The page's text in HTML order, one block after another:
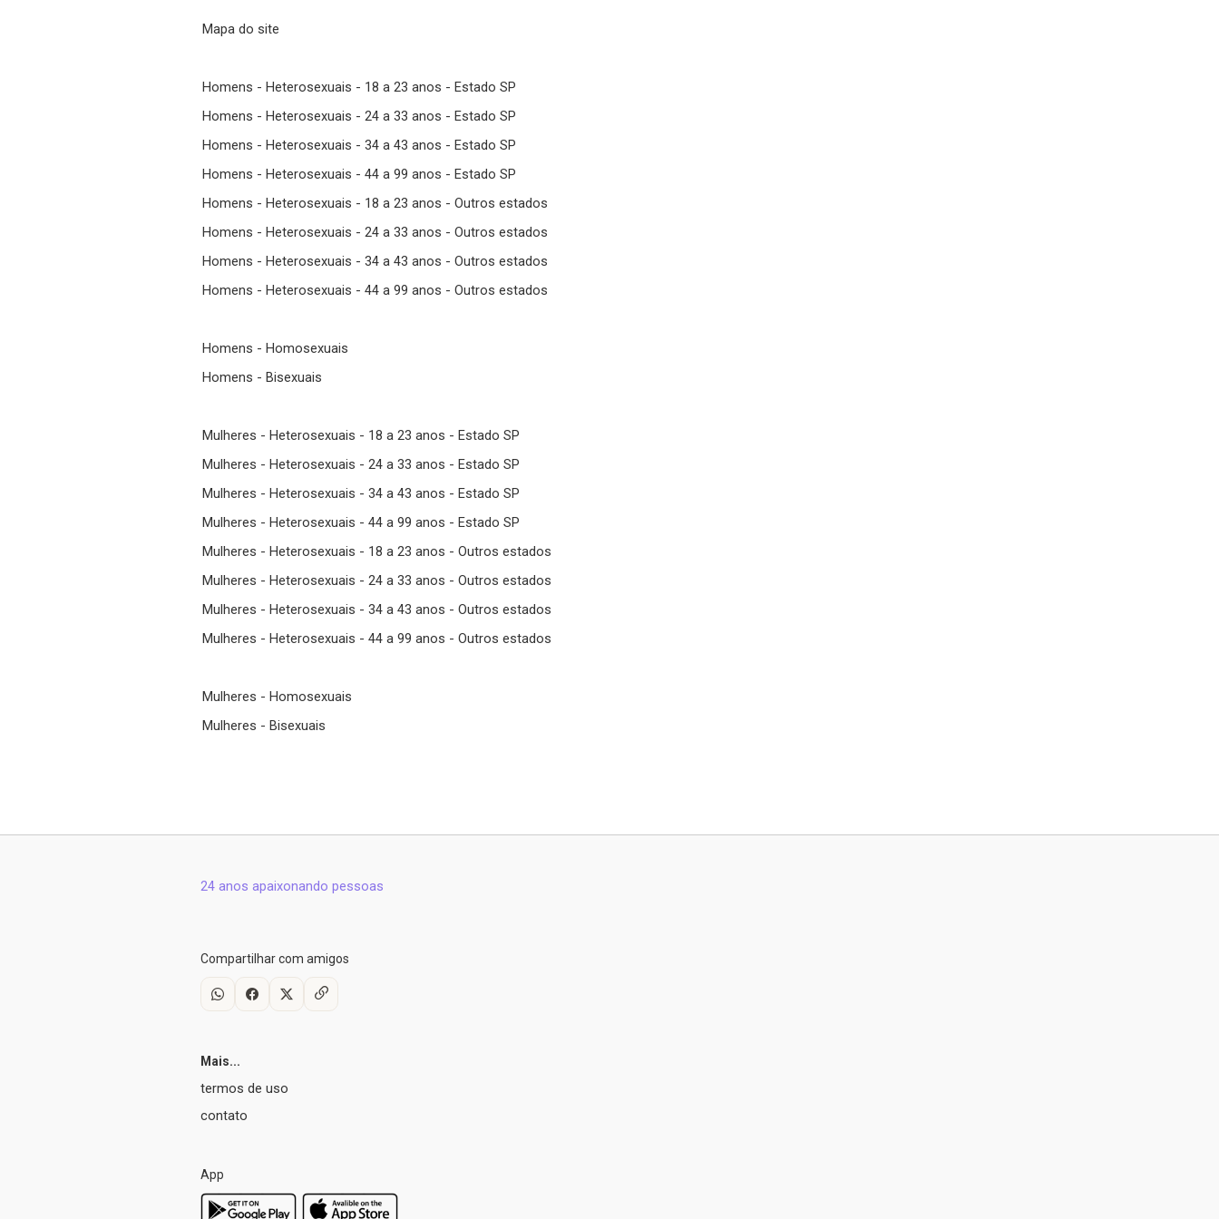
Mapa do site
Homens - Heterosexuais - 18 a 23 anos - Estado SP
Homens - Heterosexuais - 24 a 33 anos - Estado SP
Homens - Heterosexuais - 34 a 43 anos - Estado SP
Homens - Heterosexuais - 44 a 99 anos - Estado SP
Homens - Heterosexuais - 18 a 23 anos - Outros estados
Homens - Heterosexuais - 24 a 33 anos - Outros estados
Homens - Heterosexuais - 34 a 43 anos - Outros estados
Homens - Heterosexuais - 44 a 99 anos - Outros estados
Homens - Homosexuais
Homens - Bisexuais
Mulheres - Heterosexuais - 18 a 23 anos - Estado SP
Mulheres - Heterosexuais - 24 a 33 anos - Estado SP
Mulheres - Heterosexuais - 34 a 43 anos - Estado SP
Mulheres - Heterosexuais - 44 a 99 anos - Estado SP
Mulheres - Heterosexuais - 18 a 23 anos - Outros estados
Mulheres - Heterosexuais - 24 a 33 anos - Outros estados
Mulheres - Heterosexuais - 34 a 43 anos - Outros estados
Mulheres - Heterosexuais - 44 a 99 anos - Outros estados
Mulheres - Homosexuais
Mulheres - Bisexuais
24 anos apaixonando pessoas
Compartilhar com amigos
Mais...
termos de uso
contato
App